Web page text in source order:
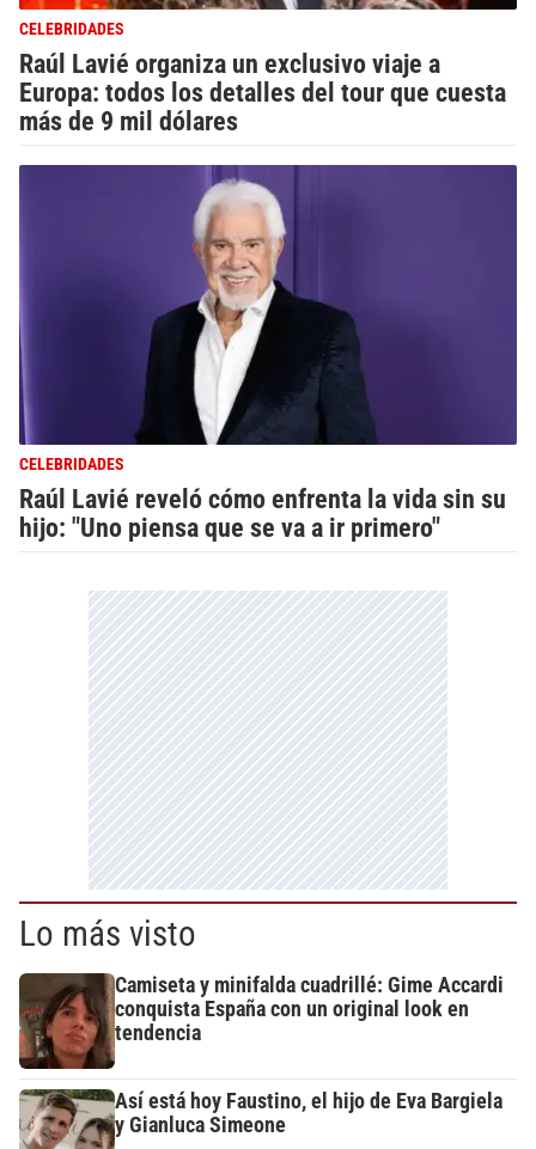
CELEBRIDADES
Raúl Lavié organiza un exclusivo viaje a
Europa: todos los detalles del tour que cuesta
más de 9 mil dólares
CELEBRIDADES
Raúl Lavié reveló cómo enfrenta la vida sin su
hijo: "Uno piensa que se va a ir primero"
Lo más visto
Camiseta y minifalda cuadrillé: Gime Accardi
conquista España con un original look en
tendencia
Así está hoy Faustino, el hijo de Eva Bargiela
y Gianluca Simeone